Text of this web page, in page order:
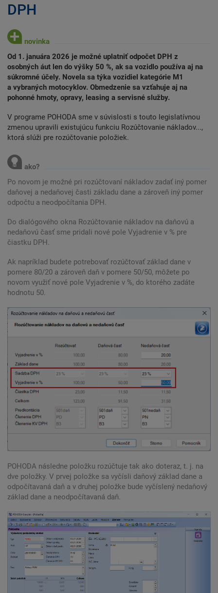
DPH
Od 1. januára 2026 je možné uplatniť odpočet DPH z
osobných áut len do výšky 50 %, ak sa vozidlo používa aj na
súkromné účely. Novela sa týka vozidiel kategórie M1
a vybraných motocyklov. Obmedzenie sa vzťahuje aj na
pohonné hmoty, opravy, leasing a servisné služby.
V programe POHODA sme v súvislosti s touto legislatívnou
zmenou upravili existujúcu funkciu Rozúčtovanie nákladov...,
ktorá slúži pre rozúčtovanie položiek.
Po novom je možné pri rozúčtovaní nákladov zadať iný pomer
daňovej a nedaňovej časti základu dane a zároveň iný pomer
odpočtu a neodpočítania DPH.
Do dialógového okna Rozúčtovanie nákladov na daňovú a
nedaňovú časť sme pridali nové pole Vyjadrenie v % pre
čiastku DPH.
Ak napríklad budete potrebovať rozúčtovať základ dane v
pomere 80/20 a zároveň daň v pomere 50/50, môžete po
novom využiť nové pole Vyjadrenie v %, do ktorého zadáte
hodnotu 50.
POHODA následne položku rozúčtuje tak ako doteraz, t. j. na
dve položky. V prvej položke sa vyčísli daňový základ dane a
odpočítavaná daň a v druhej položke bude vyčíslený nedaňový
základ dane a neodpočítavaná daň.